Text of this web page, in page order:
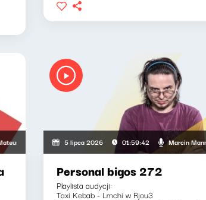
Andruszkiewicz, Marcin Mann
5 lipca 2026 01:59:42 Marcin
Personal bigos 272
Playlista audycji:
Taxi Kebab - Lmchi w Rjou3